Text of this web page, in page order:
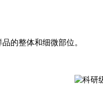
的整体和细微部位。